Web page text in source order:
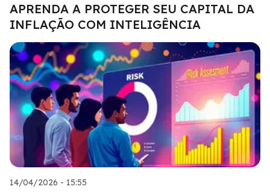
APRENDA A PROTEGER SEU CAPITAL DA
INFLAÇÃO COM INTELIGÊNCIA
14/04/2026 - 15:55